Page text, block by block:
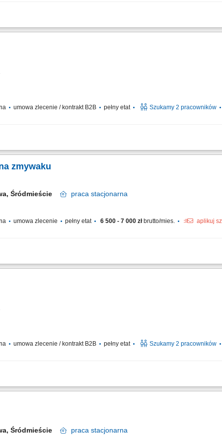
szefa kuchni; Wykształcenie na stanowisko kucharza - atut lub
umowa zlecenie / kontrakt B2B pełny etat Szukamy 2 pracowników
z planem i dbałością o jakość; Utrzymanie higieny oraz porządku w miejscu
zmywaku
Śródmieście praca stacjonarna
umowa zlecenie pełny etat 6 500 - 7 000 złbrutto/mies. aplikuj
stan naczyń i sprzętu kuchennego. Bieżące porządkowanie przestrzeni
umowa zlecenie / kontrakt B2B pełny etat Szukamy 2 pracowników
dań według wyznaczonego menu; Dbanie o czystość blatu i standardy
Śródmieście praca stacjonarna